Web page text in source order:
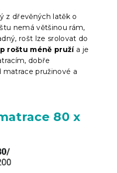
z dřevěných latěk o
nemá většinou rám,
rošt lze srolovat do
roštu méně pružía je
dobře
pružinové a
80 x